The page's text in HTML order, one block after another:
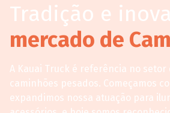
Tradição e
mercado de
A Kauai Truck é referência no setor
caminhões pesados. Começamos
expandimos nossa atuação para